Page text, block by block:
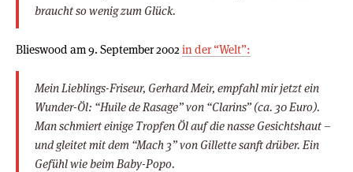
braucht so wenig zum Glück.
Blieswood am 9. September 2002 in der “Welt”:
Mein Lieblings-Friseur, Gerhard Meir, empfahl mir jetzt ein
Wunder-Öl: “Huile de Rasage” von “Clarins” (ca. 30 Euro).
Man schmiert einige Tropfen Öl auf die nasse Gesichtshaut –
und gleitet mit dem “Mach 3” von Gillette sanft drüber. Ein
Gefühl wie beim Baby-Popo.